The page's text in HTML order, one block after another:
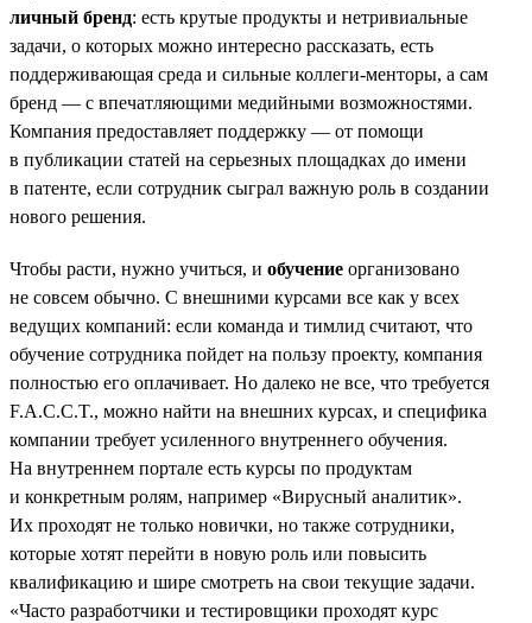
личный бренд: есть крутые продукты и нетривиальные
задачи, о которых можно интересно рассказать, есть
поддерживающая среда и сильные коллеги-менторы, а сам
бренд — с впечатляющими медийными возможностями.
Компания предоставляет поддержку — от помощи
в публикации статей на серьезных площадках до имени
в патенте, если сотрудник сыграл важную роль в создании
нового решения.
Чтобы расти, нужно учиться, и обучение организовано
не совсем обычно. С внешними курсами все как у всех
ведущих компаний: если команда и тимлид считают, что
обучение сотрудника пойдет на пользу проекту, компания
полностью его оплачивает. Но далеко не все, что требуется
F.A.C.C.T., можно найти на внешних курсах, и специфика
компании требует усиленного внутреннего обучения.
На внутреннем портале есть курсы по продуктам
и конкретным ролям, например «Вирусный аналитик».
Их проходят не только новички, но также сотрудники,
которые хотят перейти в новую роль или повысить
квалификацию и шире смотреть на свои текущие задачи.
«Часто разработчики и тестировщики проходят курс